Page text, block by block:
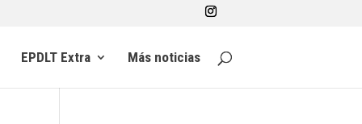
EPDLT Extra Más noticias